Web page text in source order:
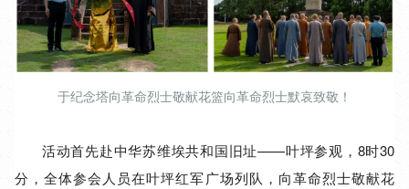
于纪念塔向革命烈士敬献花篮向革命烈士默哀致敬！
活动首先赴中华苏维埃共和国旧址——叶坪参观，8时30
分，全体参会人员在叶坪红军广场列队，向革命烈士敬献花